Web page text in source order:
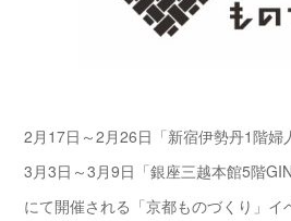
2月17日～2月26日「新宿伊勢丹1階婦
3月3日～3月9日「銀座三越本館5階
にて開催される「京都ものづくり」